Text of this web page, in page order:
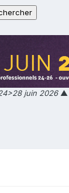
juin 2026▲